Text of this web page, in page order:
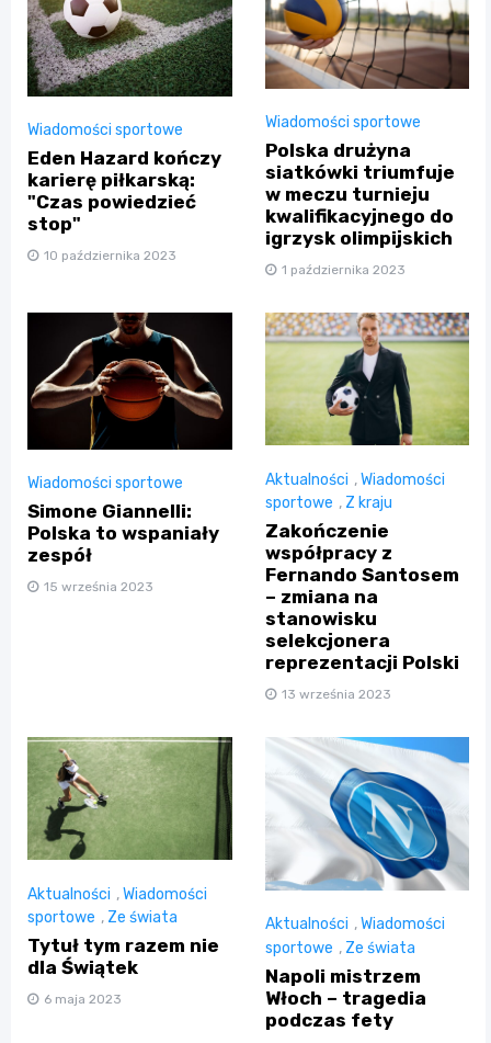
Wiadomości sportowe
Eden Hazard kończy
karierę piłkarską:
"Czas powiedzieć
stop"
10 października 2023
Wiadomości sportowe
Polska drużyna
siatkówki triumfuje
w meczu turnieju
kwalifikacyjnego do
igrzysk olimpijskich
1 października 2023
Wiadomości sportowe
Simone Giannelli:
Polska to wspaniały
zespół
15 września 2023
Aktualności ,Wiadomości
sportowe , Z kraju
Zakończenie
współpracy z
Fernando Santosem
– zmiana na
stanowisku
selekcjonera
reprezentacji Polski
13 września 2023
Aktualności ,Wiadomości
sportowe , Ze świata
Tytuł tym razem nie
dla Świątek
6 maja 2023
Aktualności ,Wiadomości
sportowe , Ze świata
Napoli mistrzem
Włoch – tragedia
podczas fety